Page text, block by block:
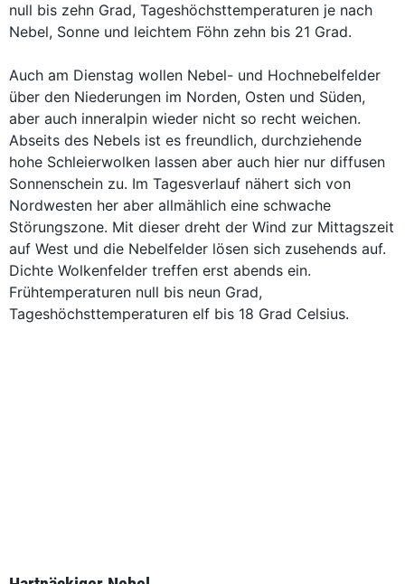
null bis zehn Grad, Tageshöchsttemperaturen je nach
Nebel, Sonne und leichtem Föhn zehn bis 21 Grad.
Auch am Dienstag wollen Nebel- und Hochnebelfelder
über den Niederungen im Norden, Osten und Süden,
aber auch inneralpin wieder nicht so recht weichen.
Abseits des Nebels ist es freundlich, durchziehende
hohe Schleierwolken lassen aber auch hier nur diffusen
Sonnenschein zu. Im Tagesverlauf nähert sich von
Nordwesten her aber allmählich eine schwache
Störungszone. Mit dieser dreht der Wind zur Mittagszeit
auf West und die Nebelfelder lösen sich zusehends auf.
Dichte Wolkenfelder treffen erst abends ein.
Frühtemperaturen null bis neun Grad,
Tageshöchsttemperaturen elf bis 18 Grad Celsius.